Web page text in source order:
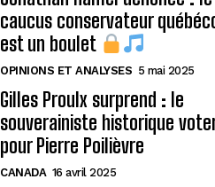
caucus conservateur
est un boulet
OPINIONS ET ANALYSES 5 mai 2025
Gilles Proulx surprend : le
souverainiste historique
pour Pierre Poilièvre
CANADA 16 avril 2025